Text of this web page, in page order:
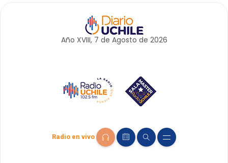
Año XVIII, 7 de Agosto de 2026
Radio en vivo